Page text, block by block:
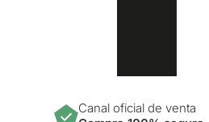
Canal oficial de venta